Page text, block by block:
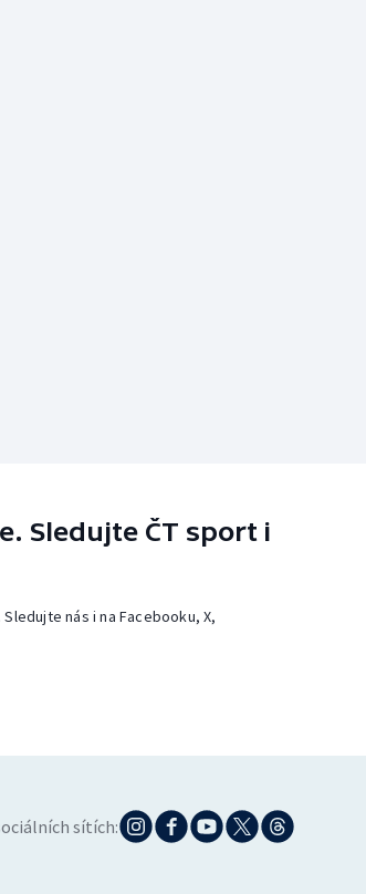
Sledujte ČT sport i
nás i na Facebooku, X,
sítích: